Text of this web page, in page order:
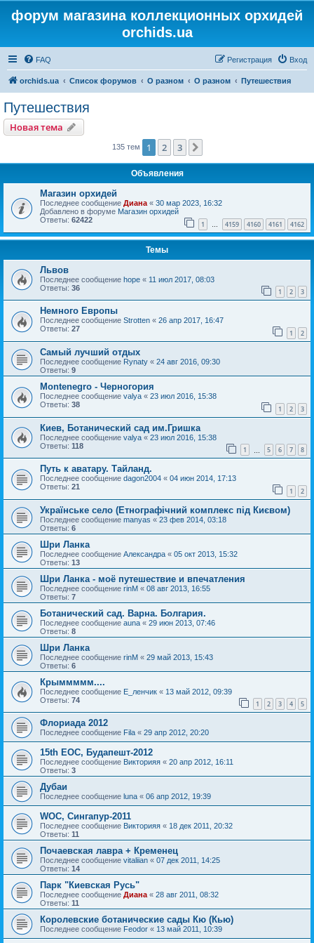
форум магазина коллекционных орхидей
orchids.ua
FAQ Вход
Регистрация
orchids.ua Список форумов О разном О разном Путешествия
Путешествия
Новая тема
135 тем 1 2 3
Объявления
Магазин орхидей
Последнее сообщение Диана « 30 мар 2023, 16:32
Добавлено в форуме Магазин орхидей
Ответы: 62422 1 … 4159 4160 4161 4162
Темы
Львов
Последнее сообщение hope « 11 июл 2017, 08:03
Ответы: 36 1 2 3
Немного Европы
Последнее сообщение Strotten « 26 апр 2017, 16:47
Ответы: 27 1 2
Самый лучший отдых
Последнее сообщение Rynaty « 24 авг 2016, 09:30
Ответы: 9
Montenegro - Черногория
Последнее сообщение valya « 23 июл 2016, 15:38
Ответы: 38 1 2 3
Киев, Ботанический сад им.Гришка
Последнее сообщение valya « 23 июл 2016, 15:38
Ответы: 118 1 5 6 7 8
Путь к аватару. Тайланд.
Последнее сообщение dagon2004 « 04 июн 2014, 17:13
Ответы: 21 1 2
Українське село (Етнографічний комплекс під Києвом)
Последнее сообщение manyas « 23 фев 2014, 03:18
Ответы: 6
Шри Ланка
Последнее сообщение Александра « 05 окт 2013, 15:32
Ответы: 13
Шри Ланка - моё путешествие и впечатления
Последнее сообщение rinM « 08 авг 2013, 16:55
Ответы: 7
Ботанический сад. Варна. Болгария.
Последнее сообщение auna « 29 июн 2013, 07:46
Ответы: 8
Шри Ланка
Последнее сообщение rinM « 29 май 2013, 15:43
Ответы: 6
Крыммммм....
Последнее сообщение Е_ленчик « 13 май 2012, 09:39
Ответы: 74 1 2 3 4 5
Флориада 2012
Последнее сообщение Fila « 29 апр 2012, 20:20
15th EOC, Будапешт-2012
Последнее сообщение Викторияя « 20 апр 2012, 16:11
Ответы: 3
Дубаи
Последнее сообщение luna « 06 апр 2012, 19:39
WOC, Сингапур-2011
Последнее сообщение Викторияя « 18 дек 2011, 20:32
Ответы: 11
Почаевская лавра + Кременец
Последнее сообщение vitaliian « 07 дек 2011, 14:25
Ответы: 14
Парк "Киевская Русь"
Последнее сообщение Диана« 28 авг 2011, 08:32
Ответы: 11
Королевские ботанические сады Кю (Кью)
Последнее сообщение Feodor « 13 май 2011, 10:39